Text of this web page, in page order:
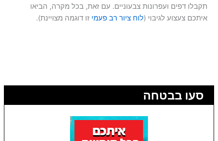
סעו בבטחה
תקבלו דפים ועפרונות צבעוניים. עם זאת, בכל מקרה, הביאו
איתכם צעצוע לגיבוי (לוח ציור רב פעמי זו דוגמה מצויינת).